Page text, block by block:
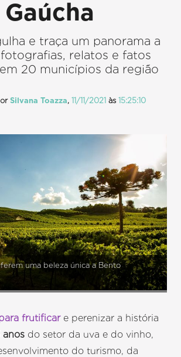
Gaúcha
e traça um panorama a
relatos e fatos
20 municípios da região
Silvana Toazza, 11/11/2021às 15:25:10
uma beleza única a Bento
frutificar e perenizar a história
anos do setor da uva e do vinho,
do turismo, da